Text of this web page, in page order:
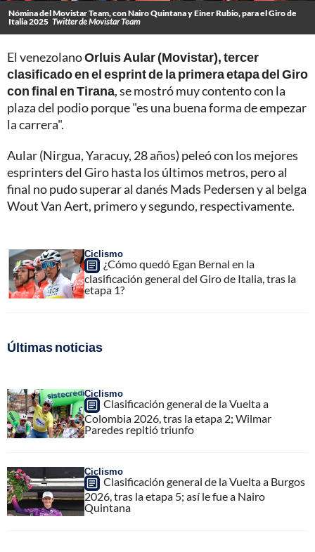
Nómina del Movistar Team, con Nairo Quintana y Einer Rubio, para el Giro de
Italia 2025 Twitter de Movistar Team
El venezolanoOrluis Aular (Movistar), tercer
clasificado en el esprint de la primera etapa del Giro
con final en Tirana, se mostró muy contento con la
plaza del podio porque "es una buena forma de empezar
la carrera".
Aular (Nirgua, Yaracuy, 28 años) peleó con los mejores
esprinters del Giro hasta los últimos metros, pero al
final no pudo superar al danés Mads Pedersen y al belga
Wout Van Aert, primero y segundo, respectivamente.
Ciclismo
¿Cómo quedó Egan Bernal en la
clasificación general del Giro de Italia, tras la
etapa 1?
Últimas noticias
Ciclismo
Clasificación general de la Vuelta a
Colombia 2026, tras la etapa 2; Wilmar
Paredes repitió triunfo
Ciclismo
Clasificación general de la Vuelta a Burgos
2026, tras la etapa 5; así le fue a Nairo
Quintana